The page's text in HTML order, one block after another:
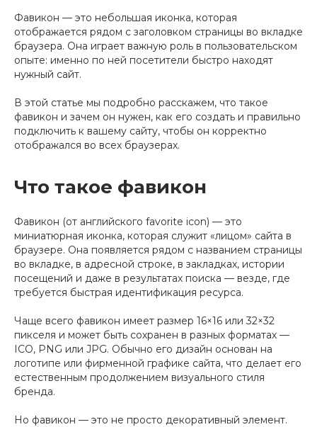
Фавикон — это небольшая иконка, которая
отображается рядом с заголовком страницы во вкладке
браузера. Она играет важную роль в пользовательском
опыте: именно по ней посетители быстро находят
нужный сайт.
В этой статье мы подробно расскажем, что такое
фавикон и зачем он нужен, как его создать и правильно
подключить к вашему сайту, чтобы он корректно
отображался во всех браузерах.
Что такое фавикон
Фавикон (от английского favorite icon) — это
миниатюрная иконка, которая служит «лицом» сайта в
браузере. Она появляется рядом с названием страницы
во вкладке, в адресной строке, в закладках, истории
посещений и даже в результатах поиска — везде, где
требуется быстрая идентификация ресурса.
Чаще всего фавикон имеет размер 16×16 или 32×32
пикселя и может быть сохранен в разных форматах —
ICO, PNG или JPG. Обычно его дизайн основан на
логотипе или фирменной графике сайта, что делает его
естественным продолжением визуального стиля
бренда.
Но фавикон — это не просто декоративный элемент.